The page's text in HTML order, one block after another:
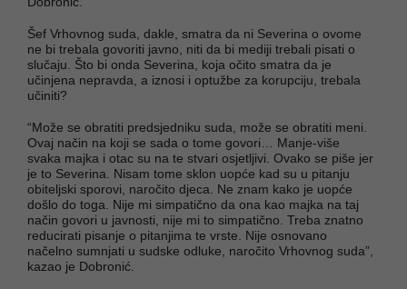
Šef Vrhovnog suda, dakle, smatra da ni Severina o ovome
ne bi trebala govoriti javno, niti da bi mediji trebali pisati o
slučaju. Što bi onda Severina, koja očito smatra da je
učinjena nepravda, a iznosi i optužbe za korupciju, trebala
učiniti?
“Može se obratiti predsjedniku suda, može se obratiti meni.
Ovaj način na koji se sada o tome govori… Manje-više
svaka majka i otac su na te stvari osjetljivi. Ovako se piše jer
je to Severina. Nisam tome sklon uopće kad su u pitanju
obiteljski sporovi, naročito djeca. Ne znam kako je uopće
došlo do toga. Nije mi simpatično da ona kao majka na taj
način govori u javnosti, nije mi to simpatično. Treba znatno
reducirati pisanje o pitanjima te vrste. Nije osnovano
načelno sumnjati u sudske odluke, naročito Vrhovnog suda”,
kazao je Dobronić.